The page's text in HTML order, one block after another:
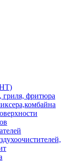
гриля, фритюра